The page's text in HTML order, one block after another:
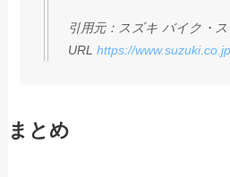
引用元：スズキ バイク・
URLhttps://
まとめ